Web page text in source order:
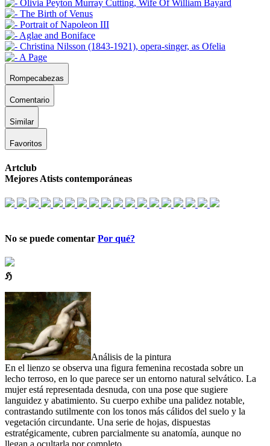
Rompecabezas
Comentario
Similar
Favoritos
Artclub
Mejores Atists contemporáneas
No se puede comentar Por qué?
ℌ
Análisis de la pintura
En el lienzo se observa una figura femenina recostada sobre un
lecho terroso, en lo que parece ser un entorno natural selvático. La
mujer está representada desnuda, con una pose que sugiere
languidez y abatimiento. Su cuerpo exhibe una palidez notable,
contrastando sutilmente con los tonos más cálidos del suelo y la
vegetación circundante. Una serie de hojas, dispuestas
estratégicamente, cubren parcialmente su anatomía, aunque no